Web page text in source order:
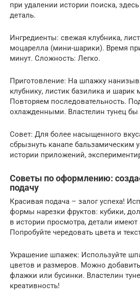
при удалении истории поиска,
деталь.
Ингредиенты: свежая клубника,
моцарелла (мини-шарики). Время
минут. Сложность: Легко.
Приготовление: На шпажку
клубнику, листик базилика и шарик
Повторяем последовательность.
охлажденными. Властелин тунец бы
Совет: Для более насыщенного
сбрызнуть канапе бальзамическим
истории приложений,
Советы по оформлению:
подачу
Красивая подача – залог успеха!
формы нарезки фруктов: кубики,
в истории просмотра, детали имеют
Попробуйте чередовать цвета и
Украшение шпажек: Используйте
цветов и размеров. Можно
флажки или бусинки. Властелин
креативность!